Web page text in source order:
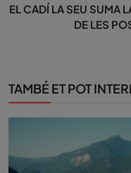
EL CADÍ LA SEU SUMA
DE LES
TAMBÉ ET POT